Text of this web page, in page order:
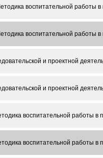
воспитательной работы
воспитательной работы
и проектной
и проектной
воспитательной работы в
воспитательной работы в